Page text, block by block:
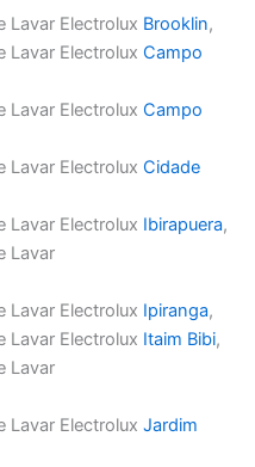
Lavar Electrolux Brooklin,
Lavar ElectroluxCampo
Lavar ElectroluxCampo
Lavar ElectroluxCidade
Lavar Electrolux Ibirapuera,
Lavar
Lavar Electrolux Ipiranga,
Lavar Electrolux Itaim Bibi,
Lavar
Lavar ElectroluxJardim